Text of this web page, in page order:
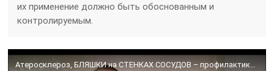
их применение должно быть обоснованным и
контролируемым.